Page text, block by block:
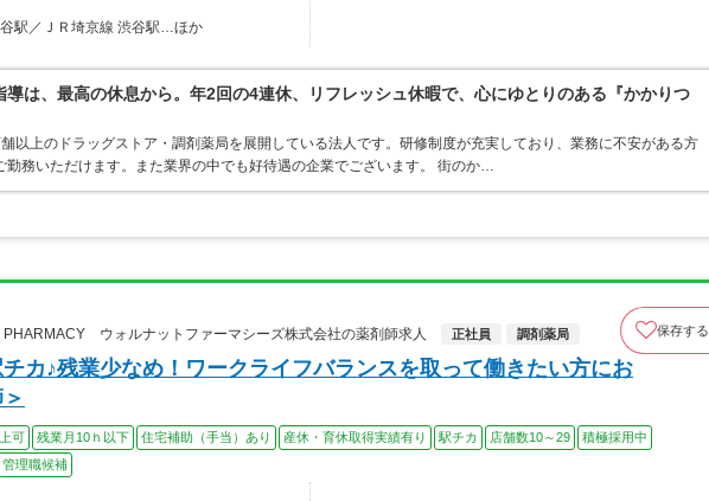
谷駅／ＪＲ埼京線 渋谷駅…ほか
導は、最高の休息から。年2回の4連休、リフレッシュ休暇で、心にゆとりのある『かかりつ
以上のドラッグストア・調剤薬局を展開している法人です。研修制度が充実しており、業務に不安がある方
勤務いただけます。また業界の中でも好待遇の企業でございます。 街のか…
PHARMACY ウォルナットファーマシーズ株式会社の薬剤師求人
正社員 調剤薬局 保存する
チカ♪残業少なめ！ワークライフバランスを取って働きたい方にお
可 残業月10ｈ以下 住宅補助（手当）あり 産休・育休取得実績有り 駅チカ 店舗数10～29
積極採用中
管理職候補